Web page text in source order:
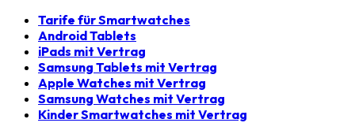
Tarife für Smartwatches
Android Tablets
iPads mit Vertrag
Samsung Tablets mit Vertrag
Apple Watches mit Vertrag
Samsung Watches mit Vertrag
Kinder Smartwatches mit Vertrag